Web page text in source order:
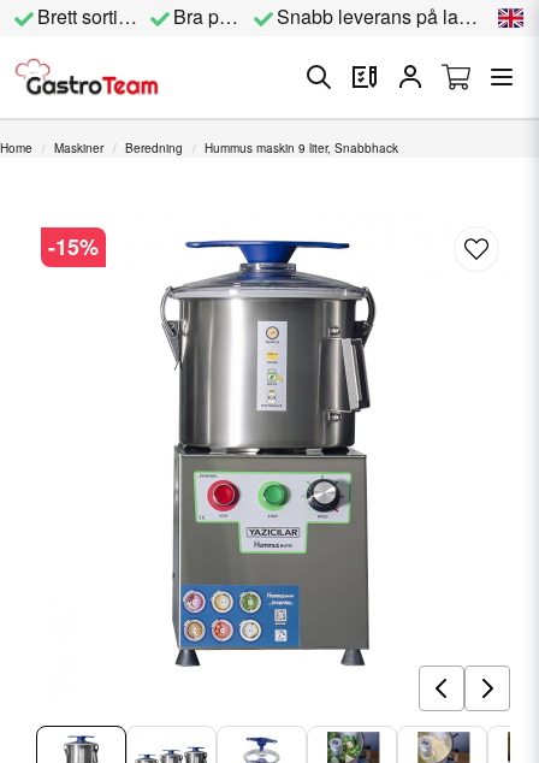
Brett sortiment Bra priser Snabb leverans på lagervara
Home Maskiner Beredning Hummus maskin 9 liter, Snabbhack
-15%